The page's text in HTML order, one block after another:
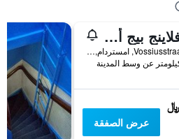
ذا فلاينج بيج أبتاون هوستل
Vossiusstraat 46, امستردام, مقاطعة شمال هولندا, هولندا
عرض الصفقة